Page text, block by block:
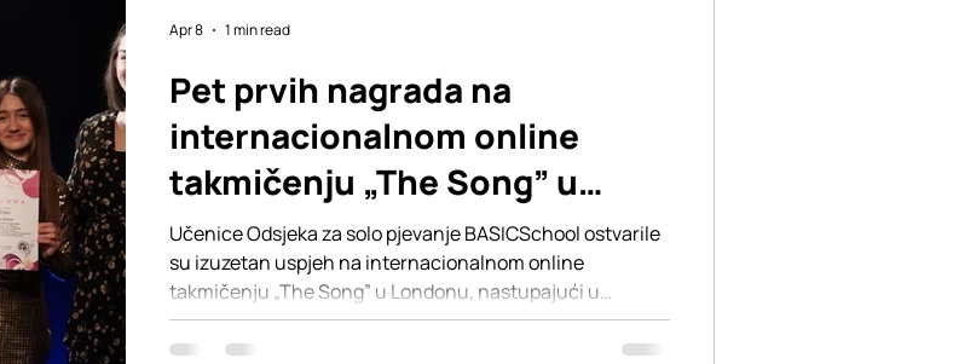
Pet prvih nagrada na
internacionalnom online
takmičenju „The Song” u
Londonu
Učenice Odsjeka za solo pjevanje BASICSchool ostvarile
su izuzetan uspjeh na internacionalnom online
takmičenju „The Song” u Londonu, nastupajući u
kategorijama pop pjevanje i mjuzikl. Svih pet učenica
osvojilo je prvu nagradu, čime su još jednom potvrdile
Apr 8 1 min read